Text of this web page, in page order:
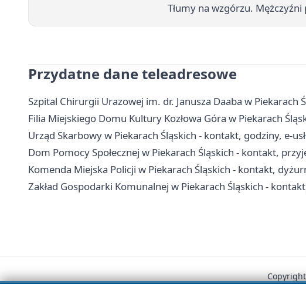
Tłumy na wzgórzu.
Przydatne dane teleadresowe
Szpital Chirurgii Urazowej im. dr. Janusza Daaba w Piekarach
Filia Miejskiego Domu Kultury Kozłowa Góra w Piekarach
Urząd Skarbowy w Piekarach Śląskich - kontakt, godziny, e-
Dom Pomocy Społecznej w Piekarach Śląskich - kontakt,
Komenda Miejska Policji w Piekarach Śląskich - kontakt,
Zakład Gospodarki Komunalnej w Piekarach Śląskich -